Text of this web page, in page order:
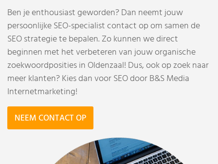
Ben je enthousiast geworden? Dan neemt jouw
persoonlijke SEO-specialist contact op om samen de
SEO strategie te bepalen. Zo kunnen we direct
beginnen met het verbeteren van jouw organische
zoekwoordposities in Oldenzaal! Dus, ook op zoek naar
meer klanten? Kies dan voor SEO door B&S Media
Internetmarketing!
NEEM CONTACT OP